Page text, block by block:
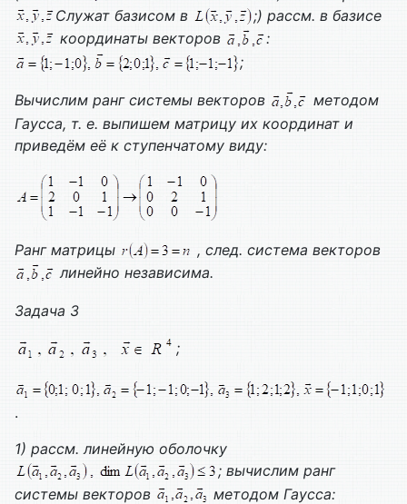
Служат базисом в
;) рассм. в базисе
координаты векторов
:
;
Вычислим ранг системы векторов
методом
Гаусса, т. е. выпишем матрицу их координат и
приведём её к ступенчатому виду:
Ранг матрицы
, след. система векторов
линейно независима.
Задача 3
;
.
1) рассм. линейную оболочку
; вычислим ранг
системы векторов
методом Гаусса: